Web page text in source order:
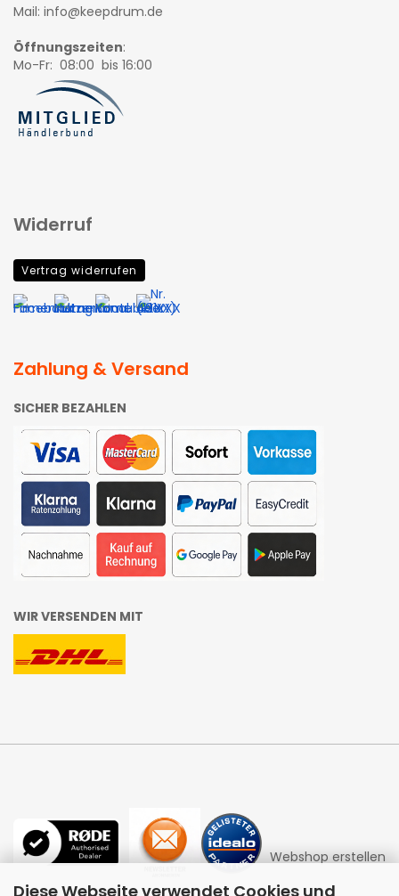
Diese Webseite verwendet Cookies und
Mail: info@keepdrum.de
Öffnungszeiten:
Mo-Fr: 08:00 bis 16:00
Widerruf
Vertrag widerrufen
Zahlung & Versand
SICHER BEZAHLEN
WIR VERSENDEN MIT
Webshop erstellen